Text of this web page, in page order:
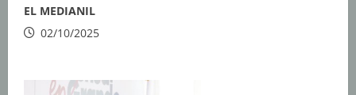
EL MEDIANIL
02/10/2025